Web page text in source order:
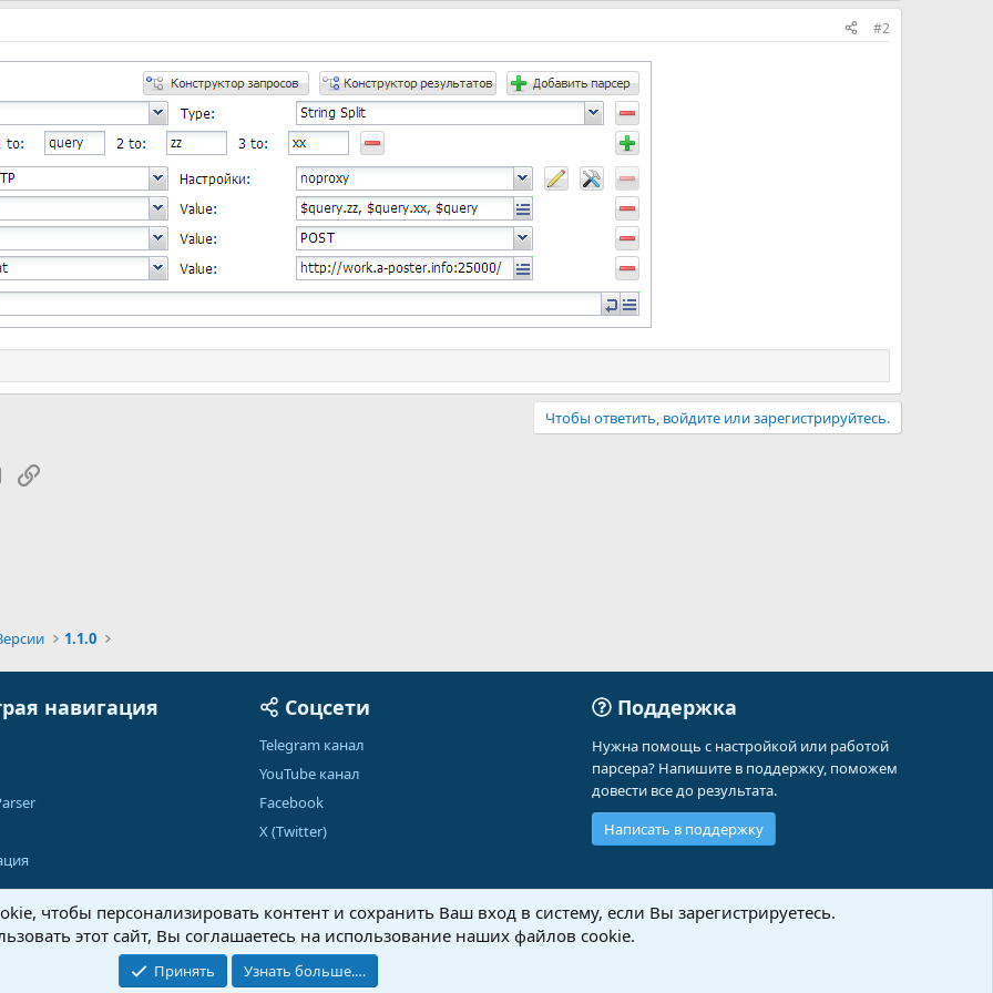
#2
Чтобы ответить, войдите или зарегистрируйтесь.
Электронная почта
Ссылка
1.1.0
навигация Соцсети
Telegram канал
YouTube канал
Facebook
X (Twitter)
Поддержка
Нужна помощь с настройкой или работой
парсера? Напишите в поддержку, поможем
довести все до результата.
Написать в поддержку
Обратная связь Условия и правила Политика конфиденциальности
Community platform by XenForo® © 2010-2026 XenForo Ltd.
чтобы персонализировать контент и сохранить Ваш вход в систему, если Вы зарегистрируетесь.
этот сайт, Вы соглашаетесь на использование наших файлов cookie.
Принять Узнать больше.…